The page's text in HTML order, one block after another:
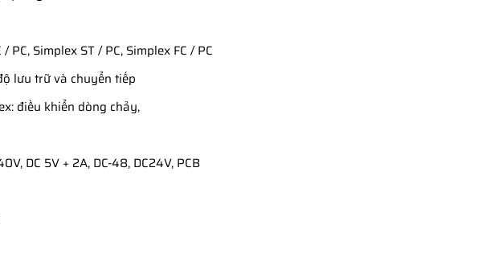
Simplex ST / PC, Simplex FC / PC
lưu trữ và chuyển tiếp
điều khiển dòng chảy,
DC 5V + 2A, DC-48, DC24V, PCB